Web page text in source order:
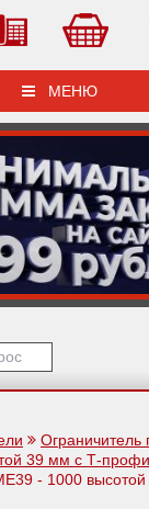
МЕНЮ
Ограничитель
39 мм с Т-
- 1000